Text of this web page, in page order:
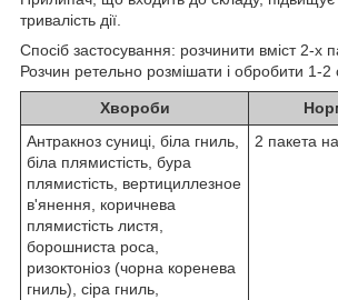
тривалість дії.
Спосіб застосування: розчинити вміст 2-х
Розчин ретельно розмішати і обробити 1-2
Хвороби
Антракноз суниці, біла гниль,
біла плямистість, бура
плямистість, вертициллезное
в'янення, коричнева
плямистість листя,
борошниста роса,
ризоктоніоз (чорна коренева
гниль), сіра гниль,
2 пакета